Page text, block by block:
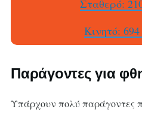
Σταθερό:
Κινητό: 694
Παράγοντες για
Υπάρχουν πολύ παράγοντες